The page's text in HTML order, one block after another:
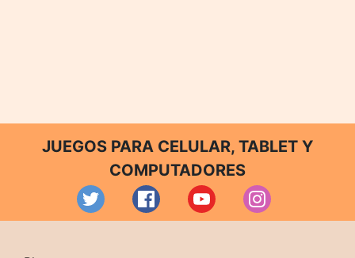
JUEGOS PARA CELULAR, TABLET Y
COMPUTADORES